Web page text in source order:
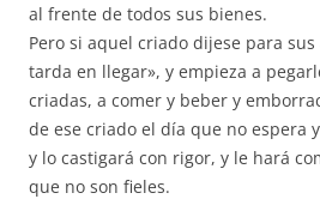
al frente de todos sus bienes.
Pero si aquel criado dijese para
tarda en llegar», y empieza a
criadas, a comer y beber y
de ese criado el día que no espera
y lo castigará con rigor, y le hará
que no son fieles.